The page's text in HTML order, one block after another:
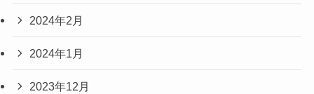
2024年2月
2024年1月
2023年12月